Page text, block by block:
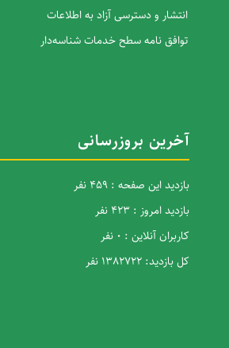
انتشار و دسترسی آزاد به اطلاعات
توافق نامه سطح خدمات شناسه‌دار
آخرین بروزرسانی
بازدید این صفحه : 459 نفر
بازدید امروز : 423 نفر
کاربران آنلاین : 0 نفر
کل بازدید: 1382722 نفر